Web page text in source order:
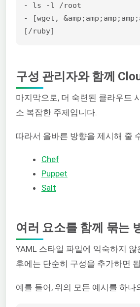
- ls -l /root
- [wget,
[/ruby]
구성 관리자와 함께
마지막으로, 더 숙련된 클라우드
소 복잡한 주제입니다.
따라서 올바른 방향을 제시해 줄
Chef
Puppet
Salt
여러 요소를 함께 묶는
YAML 스타일 파일에 익숙하지
후에는 단순히 구성을 추가하면
예를 들어, 위의 모든 예시를 하